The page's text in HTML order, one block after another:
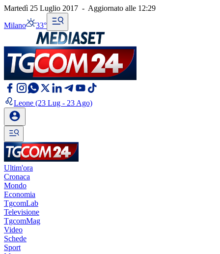
Martedì 25 Luglio 2017 - Aggiornato alle 12:29
Milano 33°
Leone (23 Lug - 23 Ago)
Ultim'ora
Cronaca
Mondo
Economia
TgcomLab
Televisione
TgcomMag
Video
Schede
Sport